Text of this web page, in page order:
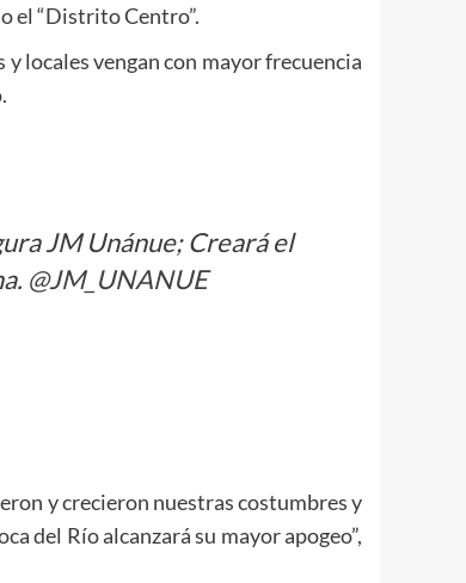
el “Distrito Centro”.
locales vengan con mayor frecuencia
JM Unánue; Creará el
@JM_UNANUE
y crecieron nuestras costumbres y
del Río alcanzará su mayor apogeo”,